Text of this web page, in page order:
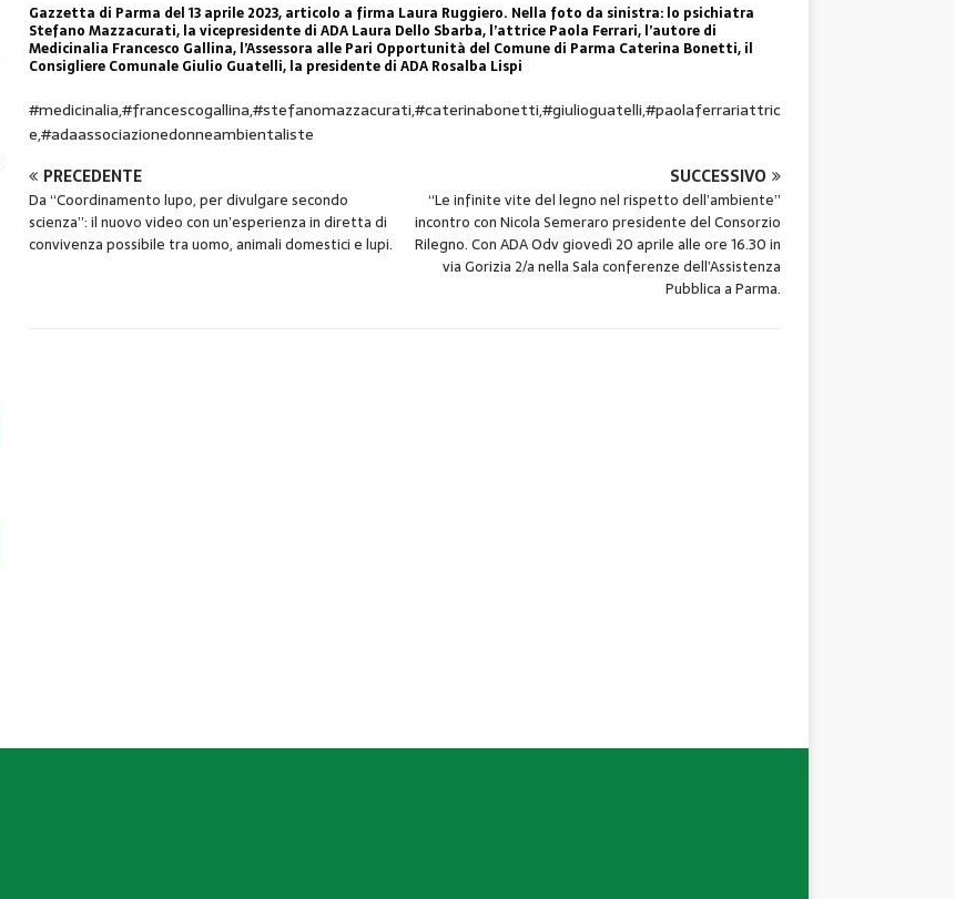
Gazzetta di Parma del 13 aprile 2023, articolo a firma Laura Ruggiero. Nella foto da sinistra: lo psichiatra
Stefano Mazzacurati, la vicepresidente di ADA Laura Dello Sbarba, l’attrice Paola Ferrari, l’autore di
Medicinalia Francesco Gallina, l’Assessora alle Pari Opportunità del Comune di Parma Caterina Bonetti, il
Consigliere Comunale Giulio Guatelli, la presidente di ADA Rosalba Lispi
#medicinalia,#francescogallina,#stefanomazzacurati,#caterinabonetti,#giulioguatelli,#paolaferrariattric
e,#adaassociazionedonneambientaliste
PRECEDENTE
Da “Coordinamento lupo, per divulgare secondo
scienza”: il nuovo video con un’esperienza in diretta di
convivenza possibile tra uomo, animali domestici e lupi.
SUCCESSIVO
“Le infinite vite del legno nel rispetto dell’ambiente”
incontro con Nicola Semeraro presidente del Consorzio
Rilegno. Con ADA Odv giovedì 20 aprile alle ore 16.30 in
via Gorizia 2/a nella Sala conferenze dell’Assistenza
Pubblica a Parma.